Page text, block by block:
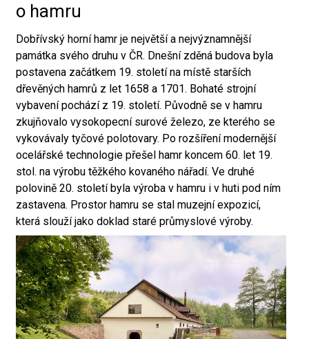
o hamru
Dobřívský horní hamr je největší a nejvýznamnější
památka svého druhu v ČR. Dnešní zděná budova byla
postavena začátkem 19. století na místě starších
dřevěných hamrů z let 1658 a 1701. Bohaté strojní
vybavení pochází z 19. století. Původně se v hamru
zkujňovalo vysokopecní surové železo, ze kterého se
vykovávaly tyčové polotovary. Po rozšíření modernější
ocelářské technologie přešel hamr koncem 60. let 19.
stol. na výrobu těžkého kovaného nářadí. Ve druhé
polovině 20. století byla výroba v hamru i v huti pod ním
zastavena. Prostor hamru se stal muzejní expozicí,
která slouží jako doklad staré průmyslové výroby.